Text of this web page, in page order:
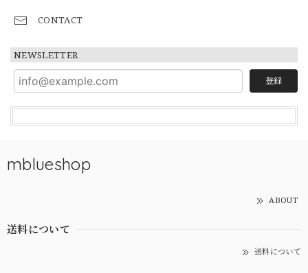
CONTACT
NEWSLETTER
登録
mblueshop
ABOUT
送料について
送料について